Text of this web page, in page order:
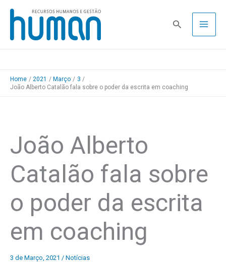
Skip
content
Pesquisa
Home 2021 Março
3
João Alberto Catalão fala sobre o poder da escrita em coaching
João Alberto
Catalão fala sobre
o poder da escrita
em coaching
3 de Março, 2021 / Notícias